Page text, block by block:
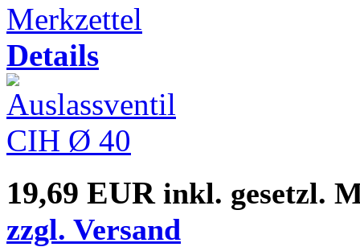
Merkzettel
Details
19,69 EUR inkl. gesetzl.
zzgl. Versand